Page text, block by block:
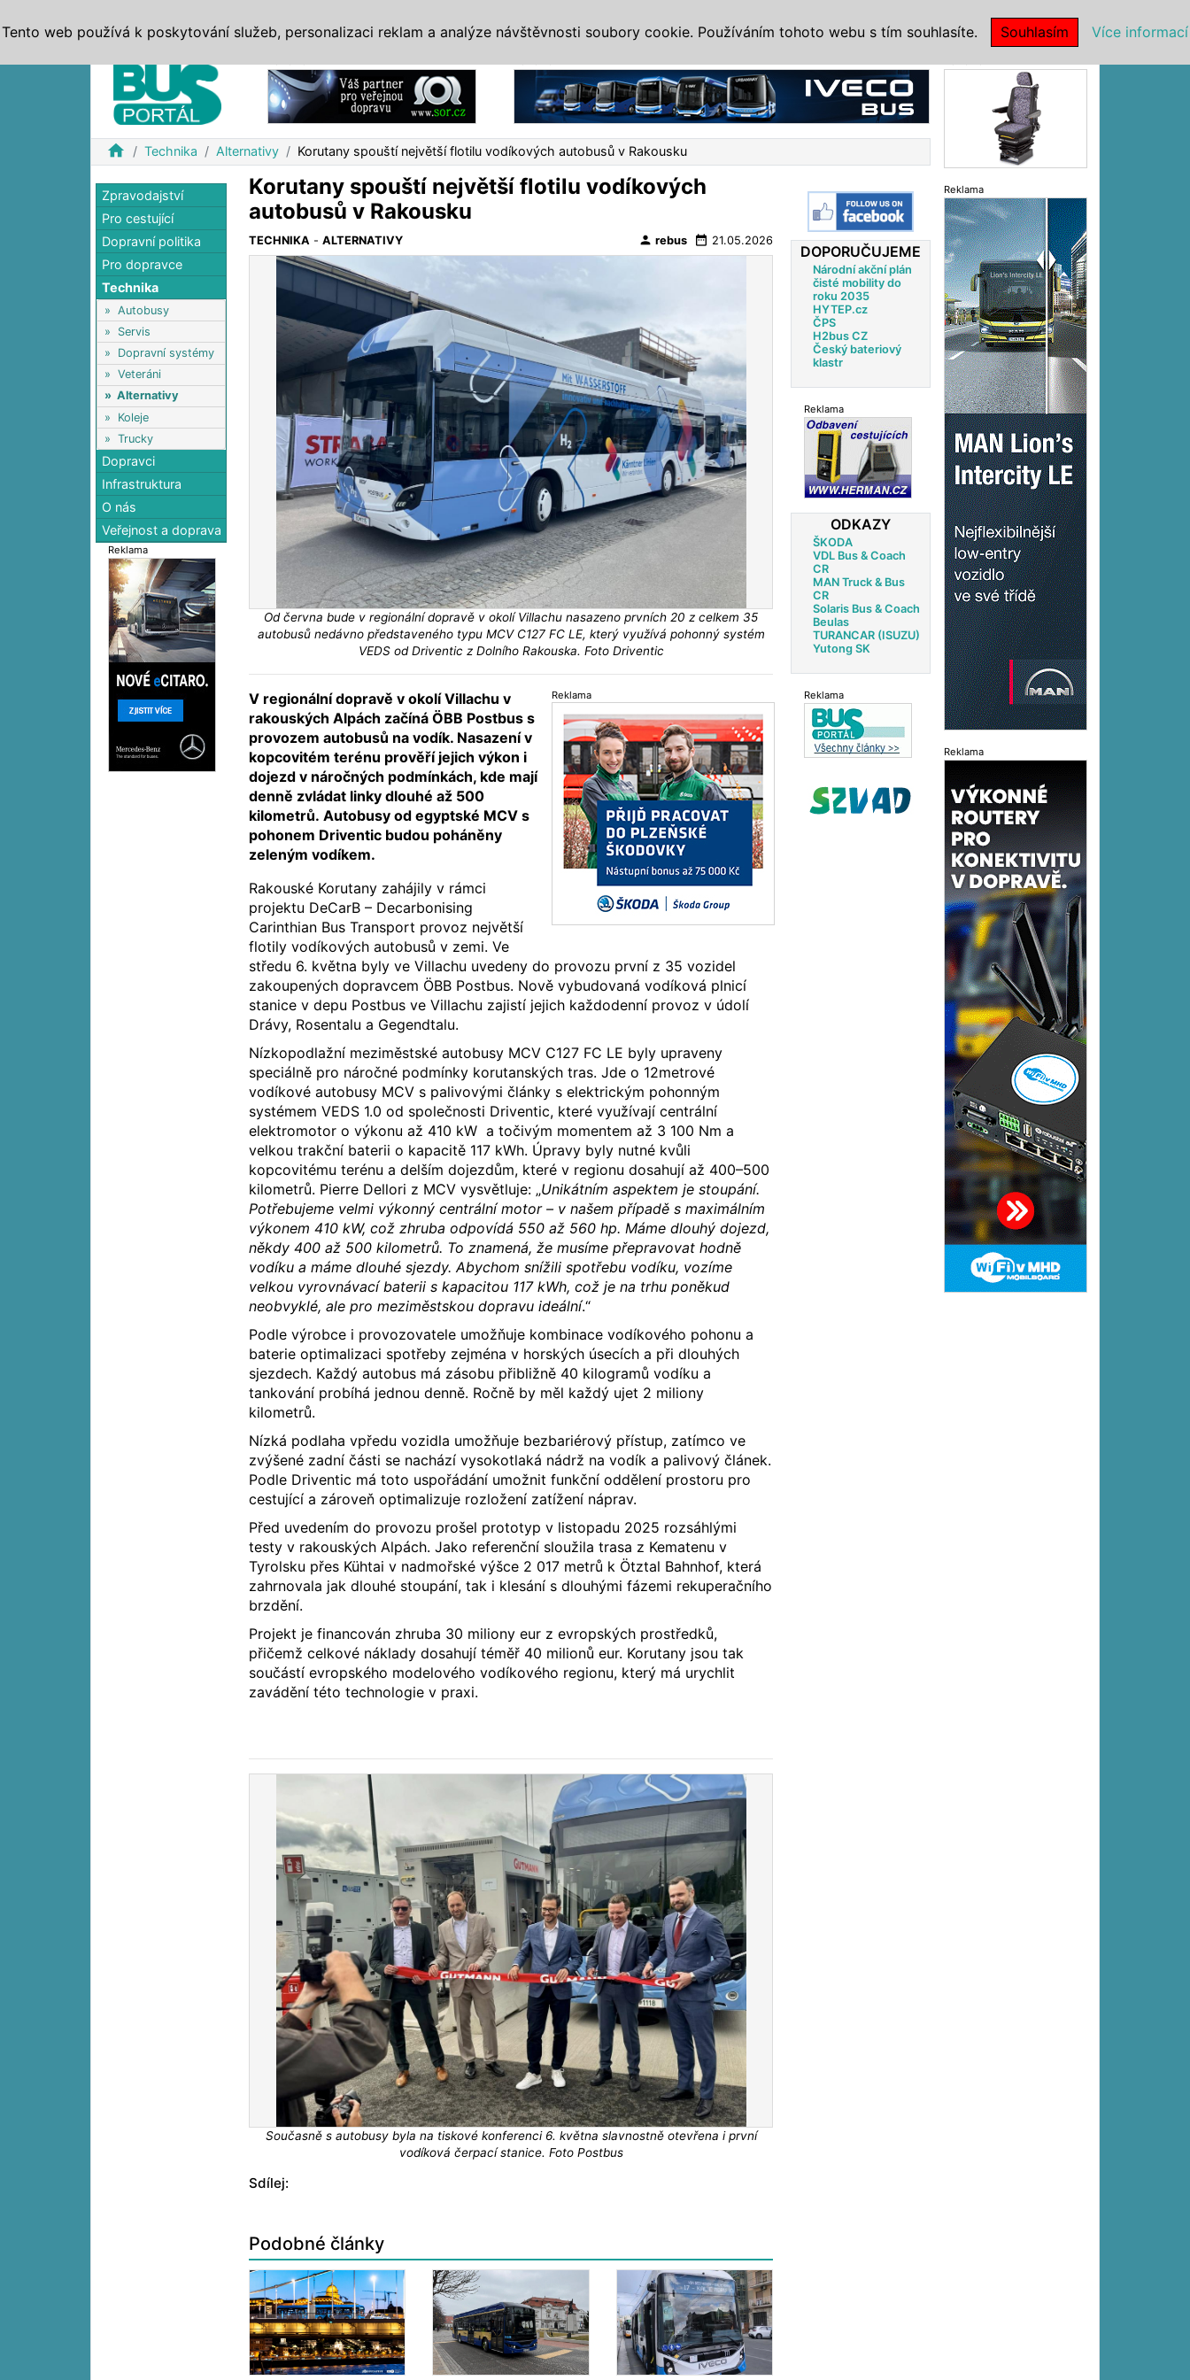
home Technika Alternativy Korutany spouští největší flotilu vodíkových autobusů v Rakousku
Zpravodajství
Pro cestující
Dopravní politika
Pro dopravce
Technika
» Autobusy
» Servis
» Dopravní systémy
» Veteráni
» Alternativy
» Koleje
» Trucky
Dopravci
Infrastruktura
O nás
Veřejnost a doprava
Reklama
Korutany spouští největší flotilu vodíkových
autobusů v Rakousku
TECHNIKA -ALTERNATIVY person rebus date_range 21.05.2026
Od června bude v regionální dopravě v okolí Villachu nasazeno prvních 20 z celkem 35
autobusů nedávno představeného typu MCV C127 FC LE, který využívá pohonný systém
VEDS od Driventic z Dolního Rakouska. Foto Driventic
Reklama
V regionální dopravě v okolí Villachu v
rakouských Alpách začíná ÖBB Postbus s
provozem autobusů na vodík. Nasazení v
kopcovitém terénu prověří jejich výkon i
dojezd v náročných podmínkách, kde mají
denně zvládat linky dlouhé až 500
kilometrů. Autobusy od egyptské MCV s
pohonem Driventic budou poháněny
zeleným vodíkem.
Rakouské Korutany zahájily v rámci
projektu DeCarB – Decarbonising
Carinthian Bus Transport provoz největší
flotily vodíkových autobusů v zemi. Ve
středu 6. května byly ve Villachu uvedeny do provozu první z 35 vozidel
zakoupených dopravcem ÖBB Postbus. Nově vybudovaná vodíková plnicí
stanice v depu Postbus ve Villachu zajistí jejich každodenní provoz v údolí
Drávy, Rosentalu a Gegendtalu.
Nízkopodlažní meziměstské autobusy MCV C127 FC LE byly upraveny
speciálně pro náročné podmínky korutanských tras. Jde o 12metrové
vodíkové autobusy MCV s palivovými články s elektrickým pohonným
systémem VEDS 1.0 od společnosti Driventic, které využívají centrální
elektromotor o výkonu až 410 kW a točivým momentem až 3 100 Nm a
velkou trakční baterii o kapacitě 117 kWh. Úpravy byly nutné kvůli
kopcovitému terénu a delším dojezdům, které v regionu dosahují až 400–500
kilometrů. Pierre Dellori z MCV vysvětluje: „Unikátním aspektem je stoupání.
Potřebujeme velmi výkonný centrální motor – v našem případě s maximálním
výkonem 410 kW, což zhruba odpovídá 550 až 560 hp. Máme dlouhý dojezd,
někdy 400 až 500 kilometrů. To znamená, že musíme přepravovat hodně
vodíku a máme dlouhé sjezdy. Abychom snížili spotřebu vodíku, vozíme
velkou vyrovnávací baterii s kapacitou 117 kWh, což je na trhu poněkud
neobvyklé, ale pro meziměstskou dopravu ideální.“
Podle výrobce i provozovatele umožňuje kombinace vodíkového pohonu a
baterie optimalizaci spotřeby zejména v horských úsecích a při dlouhých
sjezdech. Každý autobus má zásobu přibližně 40 kilogramů vodíku a
tankování probíhá jednou denně. Ročně by měl každý ujet 2 miliony
kilometrů.
Nízká podlaha vpředu vozidla umožňuje bezbariérový přístup, zatímco ve
zvýšené zadní části se nachází vysokotlaká nádrž na vodík a palivový článek.
Podle Driventic má toto uspořádání umožnit funkční oddělení prostoru pro
cestující a zároveň optimalizuje rozložení zatížení náprav.
Před uvedením do provozu prošel prototyp v listopadu 2025 rozsáhlými
testy v rakouských Alpách. Jako referenční sloužila trasa z Kematenu v
Tyrolsku přes Kühtai v nadmořské výšce 2 017 metrů k Ötztal Bahnhof, která
zahrnovala jak dlouhé stoupání, tak i klesání s dlouhými fázemi rekuperačního
brzdění.
Projekt je financován zhruba 30 miliony eur z evropských prostředků,
přičemž celkové náklady dosahují téměř 40 milionů eur. Korutany jsou tak
součástí evropského modelového vodíkového regionu, který má urychlit
zavádění této technologie v praxi.
Současně s autobusy byla na tiskové konferenci 6. května slavnostně otevřena i první
vodíková čerpací stanice. Foto Postbus
Sdílej:
Podobné články
DOPORUČUJEME
Národní akční plán
čisté mobility do
roku 2035
HYTEP.cz
ČPS
H2bus CZ
Český bateriový
klastr
Reklama
ODKAZY
ŠKODA
VDL Bus & Coach
CR
MAN Truck & Bus
CR
Solaris Bus & Coach
Beulas
TURANCAR (ISUZU)
Yutong SK
Reklama
Reklama
Reklama
Tento web používá k poskytování služeb, personalizaci reklam a analýze návštěvnosti soubory cookie. Používáním tohoto webu s tím souhlasíte. Souhlasím Více informací